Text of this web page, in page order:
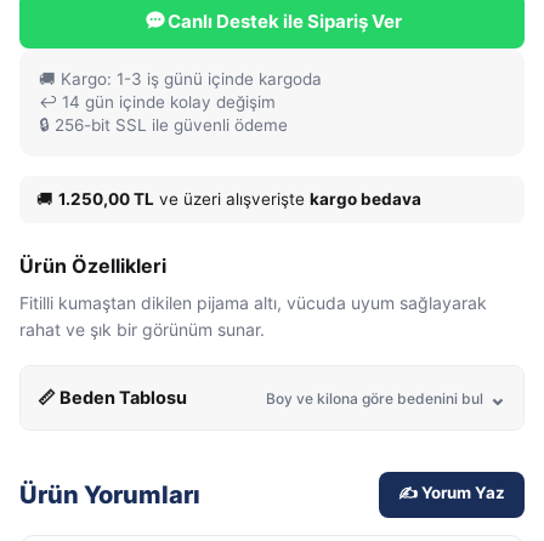
Canlı Destek ile Sipariş Ver
🚚 Kargo: 1-3 iş günü içinde kargoda
↩️ 14 gün içinde kolay değişim
🔒 256-bit SSL ile güvenli ödeme
🚚 1.250,00 TL ve üzeri alışverişte kargo bedava
Ürün Özellikleri
Fitilli kumaştan dikilen pijama altı, vücuda uyum sağlayarak
rahat ve şık bir görünüm sunar.
📏 Beden Tablosu Boy ve kilona göre bedenini bul
Ürün Yorumları ✍️ Yorum Yaz